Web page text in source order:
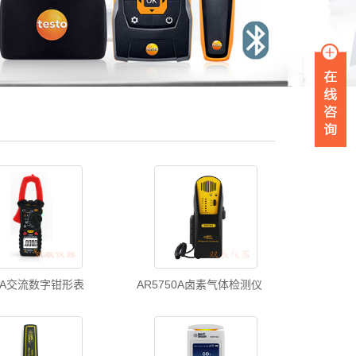
交流数字钳形表 AR5750A卤素气体检测仪